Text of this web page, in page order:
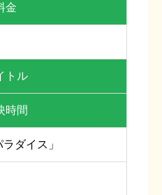
金
トル
時間
ダイス」